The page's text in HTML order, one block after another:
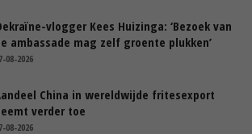
vlogger Kees Huizinga: ‘Bezoek van
ambassade mag zelf groente plukken’
08-2026
China in wereldwijde fritesexport
verder toe
08-2026